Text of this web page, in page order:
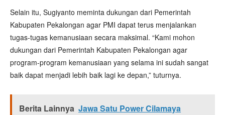
Selain itu, Sugiyanto meminta dukungan dari Pemerintah
Kabupaten Pekalongan agar PMI dapat terus menjalankan
tugas-tugas kemanusiaan secara maksimal. “Kami mohon
dukungan dari Pemerintah Kabupaten Pekalongan agar
program-program kemanusiaan yang selama ini sudah sangat
baik dapat menjadi lebih baik lagi ke depan,” tuturnya.
Berita Lainnya Jawa Satu Power Cilamaya